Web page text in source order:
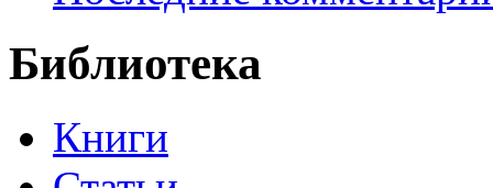
Библиотека
Книги